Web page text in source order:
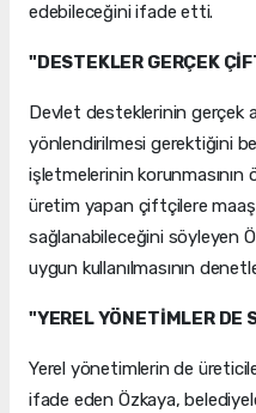
edebileceğini ifade etti.
"DESTEKLER GERÇEK
Devlet desteklerinin gerçek
yönlendirilmesi gerektiğini
işletmelerinin
üretim yapan çiftçilere
sağlanabileceğini söyleyen
uygun kullanılmasının
"YEREL YÖNETİMLER DE
Yerel yönetimlerin de
ifade eden Özkaya,